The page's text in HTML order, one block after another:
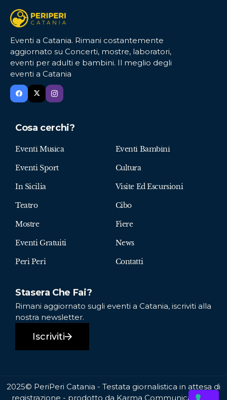
Eventi a Catania. Rimani costantemente
aggiornato su Concerti, mostre, laboratori,
eventi per adulti e bambini. Il meglio degli
eventi a Catania
Cosa cerchi?
Eventi Musica Eventi Bambini
Eventi Sport Cultura
In Sicilia Visite Ed Escursioni
Teatro Cibo
Mostre Fiere
Eventi Gratuiti News
Peri Peri Contatti
Stasera Che Fai?
Rimani aggiornato sugli eventi a Catania, iscriviti alla
nostra newsletter.
Iscriviti
2025© PeriPeri Catania - Testata giornalistica in attesa di
registrazione - prodotto da Karma Communication P.